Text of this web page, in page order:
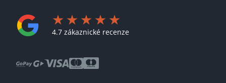
4.7 zákaznické recenze